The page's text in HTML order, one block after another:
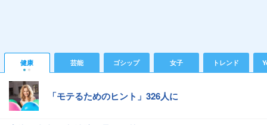
健康 芸能 ゴシップ 女子 トレンド
「モテるためのヒント」326人に